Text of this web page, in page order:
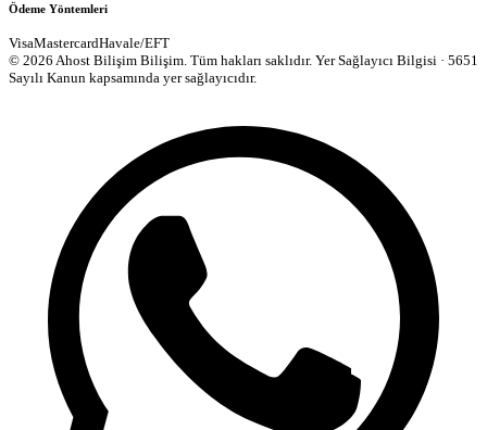
Ödeme Yöntemleri
VisaMastercardHavale/EFT
© 2026 Ahost Bilişim Bilişim. Tüm hakları saklıdır. Yer Sağlayıcı Bilgisi · 5651
Sayılı Kanun kapsamında yer sağlayıcıdır.